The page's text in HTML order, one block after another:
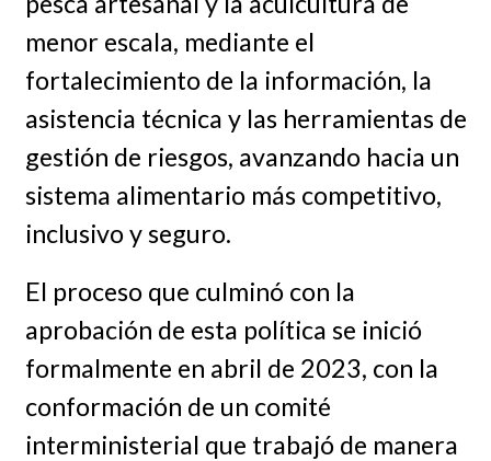
menor escala, mediante el
fortalecimiento de la información, la
asistencia técnica y las herramientas de
gestión de riesgos, avanzando hacia un
sistema alimentario más competitivo,
inclusivo y seguro.
El proceso que culminó con la
aprobación de esta política se inició
formalmente en abril de 2023, con la
conformación de un comité
interministerial que trabajó de manera